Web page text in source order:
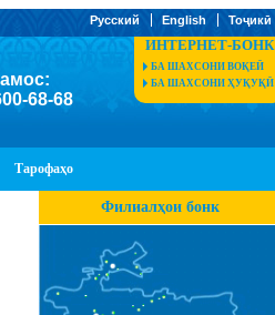
Русский English Тоҷикӣ
68-68
ИНТЕРНЕТ-БОНК
БА ШАХСОНИ ВОҚЕӢ
БА ШАХСОНИ ҲУҚУҚӢ
Тарофаҳо
Филиалҳои бонк